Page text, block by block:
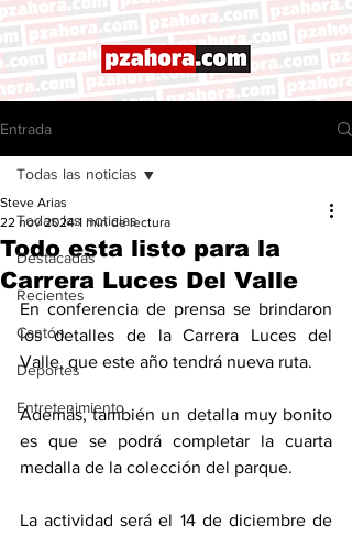
Entrada
Todas las noticias
Destacadas
Recientes
Cantón
Deportes
Entretenimiento
Todas las noticias
Todo esta listo para la
Carrera Luces Del Valle
Steve Arias
22 nov 2024 1 min de lectura
En conferencia de prensa se brindaron
los detalles de la Carrera Luces del
Valle, que este año tendrá nueva ruta.
Además, también un detalla muy bonito
es que se podrá completar la cuarta
medalla de la colección del parque.
La actividad será el 14 de diciembre de